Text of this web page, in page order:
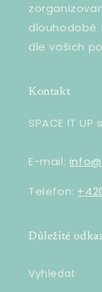
dlouhodobě
dle vašich
Kontakt
SPACE IT UP
E-mail:
Telefon:
Důležité
Vyhledat